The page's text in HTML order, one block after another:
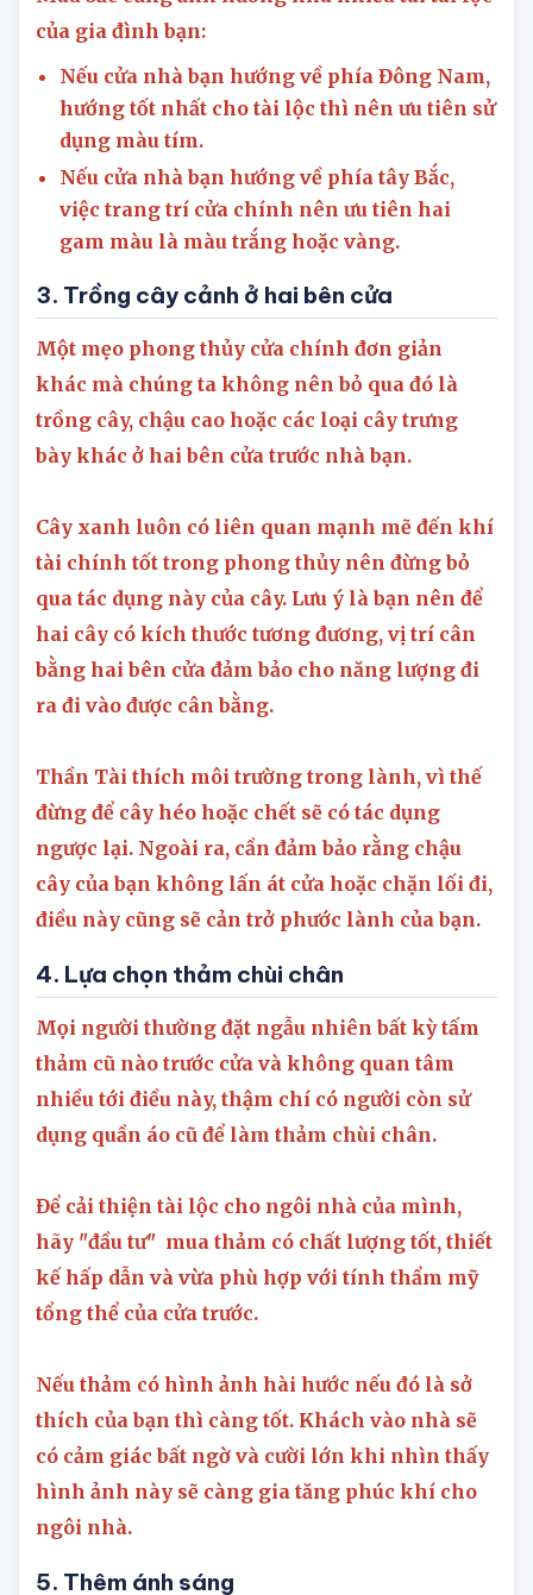
Màu sắc cũng ảnh hưởng khá nhiều tài tài lộc
của gia đình bạn:
Nếu cửa nhà bạn hướng về phía Đông Nam,
hướng tốt nhất cho tài lộc thì nên ưu tiên sử
dụng màu tím.
Nếu cửa nhà bạn hướng về phía tây Bắc,
việc trang trí cửa chính nên ưu tiên hai
gam màu là màu trắng hoặc vàng.
3. Trồng cây cảnh ở hai bên cửa
Một mẹo phong thủy cửa chính đơn giản
khác mà chúng ta không nên bỏ qua đó là
trồng cây, chậu cao hoặc các loại cây trưng
Cây xanh luôn có liên quan mạnh mẽ đến khí
tài chính tốt trong phong thủy nên đừng bỏ
qua tác dụng này của cây. Lưu ý là bạn nên để
hai cây có kích thước tương đương, vị trí cân
bằng hai bên cửa đảm bảo cho năng lượng đi
Thần Tài thích môi trường trong lành, vì thế
đừng để cây héo hoặc chết sẽ có tác dụng
ngược lại. Ngoài ra, cần đảm bảo rằng chậu
cây của bạn không lấn át cửa hoặc chặn lối đi,
điều này cũng sẽ cản trở phước lành của bạn.
4. Lựa chọn thảm chùi chân
Mọi người thường đặt ngẫu nhiên bất kỳ tấm
thảm cũ nào trước cửa và không quan tâm
nhiều tới điều này, thậm chí có người còn sử
Để cải thiện tài lộc cho ngôi nhà của mình,
hãy "đầu tư" mua thảm có chất lượng tốt, thiết
kế hấp dẫn và vừa phù hợp với tính thẩm mỹ
Nếu thảm có hình ảnh hài hước nếu đó là sở
thích của bạn thì càng tốt. Khách vào nhà sẽ
có cảm giác bất ngờ và cười lớn khi nhìn thấy
hình ảnh này sẽ càng gia tăng phúc khí cho
ngôi nhà.